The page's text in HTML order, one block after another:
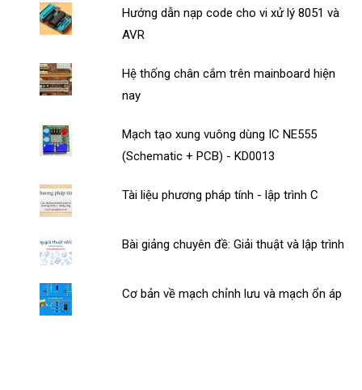
Hướng dẫn nạp code cho vi xử lý 8051 và
AVR
Hệ thống chân cắm trên mainboard hiện
nay
Mạch tạo xung vuông dùng IC NE555
(Schematic + PCB) - KD0013
Tài liệu phương pháp tính - lập trình C
Bài giảng chuyên đề: Giải thuật và lập trình
Cơ bản về mạch chỉnh lưu và mạch ổn áp